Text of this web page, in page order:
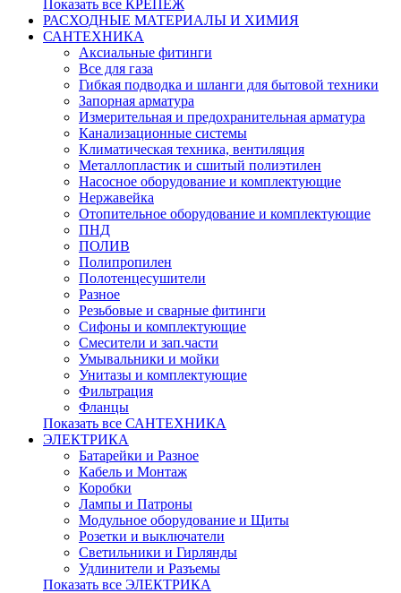
Показать все КРЕПЕЖ
РАСХОДНЫЕ МАТЕРИАЛЫ И ХИМИЯ
САНТЕХНИКА
Аксиальные фитинги
Все для газа
Гибкая подводка и шланги для бытовой техники
Запорная арматура
Измерительная и предохранительная арматура
Канализационные системы
Климатическая техника, вентиляция
Металлопластик и сшитый полиэтилен
Насосное оборудование и комплектующие
Нержавейка
Отопительное оборудование и комплектующие
ПНД
ПОЛИВ
Полипропилен
Полотенцесушители
Разное
Резьбовые и сварные фитинги
Сифоны и комплектующие
Смесители и зап.части
Умывальники и мойки
Унитазы и комплектующие
Фильтрация
Фланцы
Показать все САНТЕХНИКА
ЭЛЕКТРИКА
Батарейки и Разное
Кабель и Монтаж
Коробки
Лампы и Патроны
Модульное оборудование и Щиты
Розетки и выключатели
Светильники и Гирлянды
Удлинители и Разъемы
Показать все ЭЛЕКТРИКА